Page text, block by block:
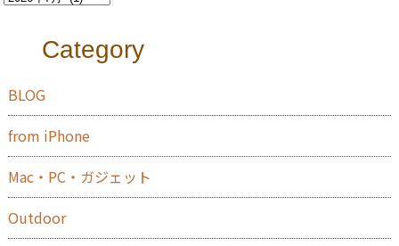
Category
BLOG
from iPhone
Mac・PC・ガジェット
Outdoor